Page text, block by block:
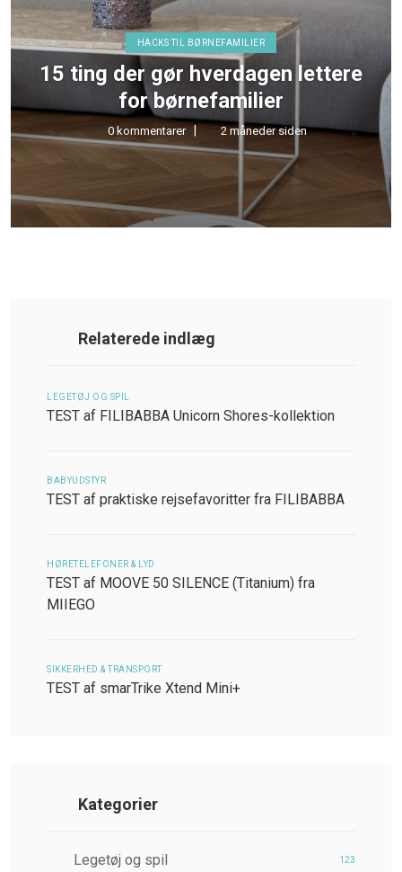
HACKS TIL BØRNEFAMILIER
15 ting der gør hverdagen lettere
for børnefamilier
0 kommentarer 2 måneder siden
Relaterede indlæg
LEGETØJ OG SPIL
TEST af FILIBABBA Unicorn Shores-kollektion
BABYUDSTYR
TEST af praktiske rejsefavoritter fra FILIBABBA
HØRETELEFONER & LYD
TEST af MOOVE 50 SILENCE (Titanium) fra
MIIEGO
SIKKERHED & TRANSPORT
TEST af smarTrike Xtend Mini+
Kategorier
Legetøj og spil 123